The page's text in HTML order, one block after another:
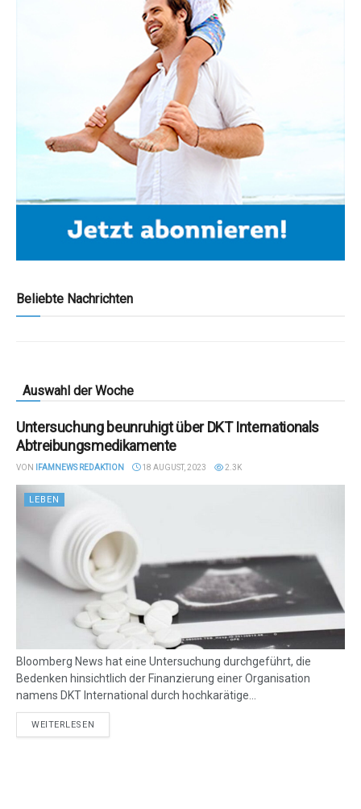
Beliebte Nachrichten
Auswahl der Woche
Untersuchung beunruhigt über DKT Internationals
Abtreibungsmedikamente
VON IFAMNEWS REDAKTION 18 AUGUST, 2023 2.3K
LEBEN
Bloomberg News hat eine Untersuchung durchgeführt, die
Bedenken hinsichtlich der Finanzierung einer Organisation
namens DKT International durch hochkarätige...
WEITERLESEN